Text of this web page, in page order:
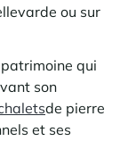
ou sur
qui
son
de pierre
et ses